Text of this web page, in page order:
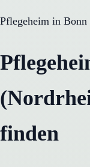
Pflegeheim in Bonn
finden